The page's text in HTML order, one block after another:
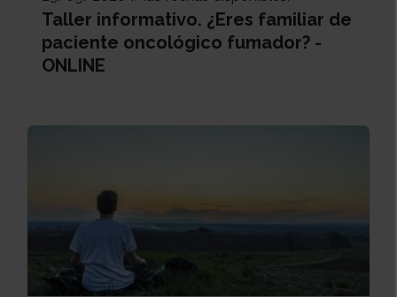
Taller informativo. ¿Eres familiar de
paciente oncológico fumador? -
ONLINE